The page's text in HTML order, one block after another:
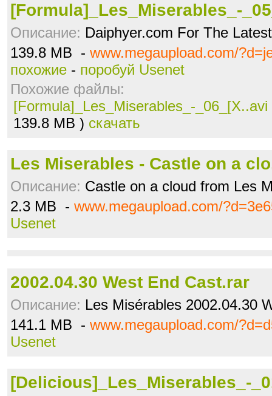
[Formula]_Les_Miserables_-
Описание: Daiphyer.com For The
139.8 MB - www.megaupload.com/
похожие - поробуй Usenet
Похожие файлы:
[Formula]_Les_Miserables_-_06_[X..avi
139.8 MB ) скачать
Les Miserables - Castle on a
Описание: Castle on a cloud from Les
2.3 MB - www.megaupload.com/
Usenet
2002.04.30 West End Cast.rar
Описание: Les Misérables 2002.04.30
141.1 MB - www.megaupload.com/
Usenet
[Delicious]_Les_Miserables_-